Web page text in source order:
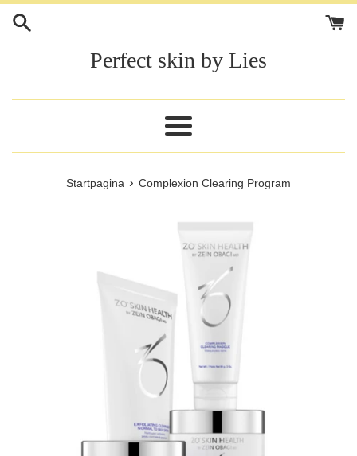
Meteen
naar
Perfect skin by Lies
Menu
Startpagina › Complexion Clearing Program